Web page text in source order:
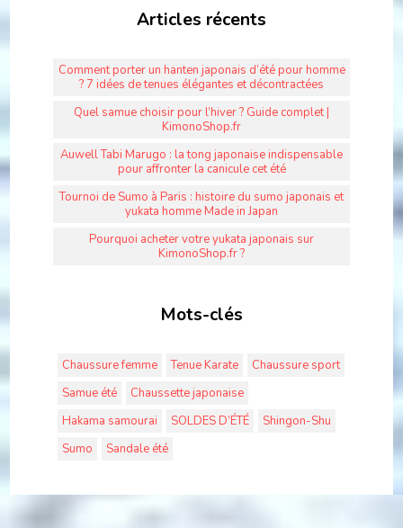
Articles récents
Comment porter un hanten japonais d’été pour homme
? 7 idées de tenues élégantes et décontractées
Quel samue choisir pour l’hiver ? Guide complet |
KimonoShop.fr
Auwell Tabi Marugo : la tong japonaise indispensable
pour affronter la canicule cet été
Tournoi de Sumo à Paris : histoire du sumo japonais et
yukata homme Made in Japan
Pourquoi acheter votre yukata japonais sur
KimonoShop.fr ?
Mots-clés
Chaussure femme Tenue Karate
Chaussure sport
Samue été
Chaussette japonaise
Hakama samourai
SOLDES D’ÉTÉ
Shingon-Shu
Sumo
Sandale été